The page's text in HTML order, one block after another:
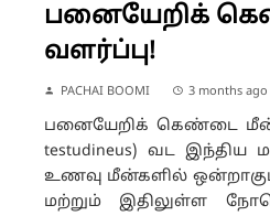
பனையேறிக்
வளர்ப்பு!
PACHAI BOOMI 3 months ago
பனையேறிக் கெண்டை மீன்
testudineus) வட இந்திய
உணவு மீன்களில்
மற்றும் இதிலுள்ள